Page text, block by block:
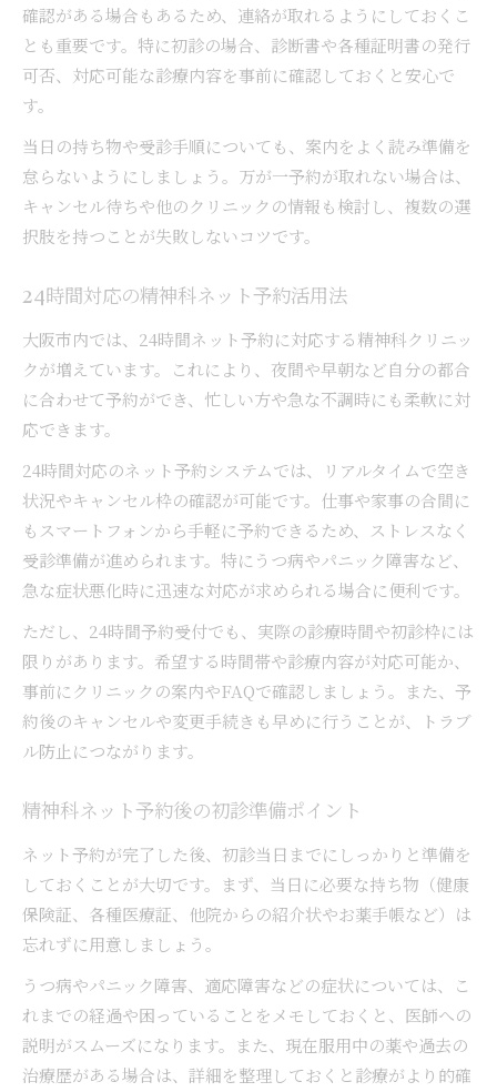
確認がある場合もあるため、連絡が取れるようにしておくこ
とも重要です。特に初診の場合、診断書や各種証明書の発行
可否、対応可能な診療内容を事前に確認しておくと安心で
す。
当日の持ち物や受診手順についても、案内をよく読み準備を
怠らないようにしましょう。万が一予約が取れない場合は、
キャンセル待ちや他のクリニックの情報も検討し、複数の選
択肢を持つことが失敗しないコツです。
24時間対応の精神科ネット予約活用法
大阪市内では、24時間ネット予約に対応する精神科クリニッ
クが増えています。これにより、夜間や早朝など自分の都合
に合わせて予約ができ、忙しい方や急な不調時にも柔軟に対
応できます。
24時間対応のネット予約システムでは、リアルタイムで空き
状況やキャンセル枠の確認が可能です。仕事や家事の合間に
もスマートフォンから手軽に予約できるため、ストレスなく
受診準備が進められます。特にうつ病やパニック障害など、
急な症状悪化時に迅速な対応が求められる場合に便利です。
ただし、24時間予約受付でも、実際の診療時間や初診枠には
限りがあります。希望する時間帯や診療内容が対応可能か、
事前にクリニックの案内やFAQで確認しましょう。また、予
約後のキャンセルや変更手続きも早めに行うことが、トラブ
ル防止につながります。
精神科ネット予約後の初診準備ポイント
ネット予約が完了した後、初診当日までにしっかりと準備を
しておくことが大切です。まず、当日に必要な持ち物（健康
保険証、各種医療証、他院からの紹介状やお薬手帳など）は
忘れずに用意しましょう。
うつ病やパニック障害、適応障害などの症状については、こ
れまでの経過や困っていることをメモしておくと、医師への
説明がスムーズになります。また、現在服用中の薬や過去の
治療歴がある場合は、詳細を整理しておくと診療がより的確